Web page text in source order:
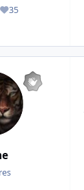
35
Réputation